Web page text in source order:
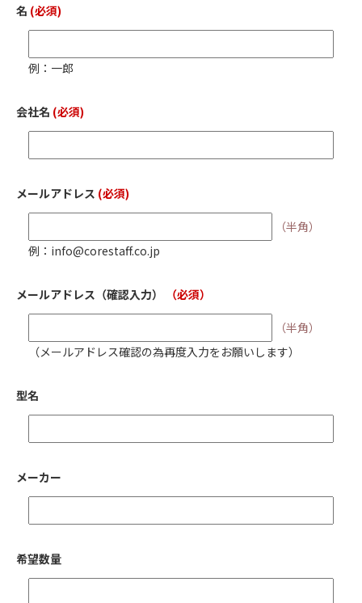
名 (必須)
例：一郎
会社名 (必須)
メールアドレス (必須)
（半角）
例：info@corestaff.co.jp
メールアドレス （確認入力） （必須）
（半角）
（メールアドレス確認の為再度入力をお願いします）
型名
メーカー
希望数量